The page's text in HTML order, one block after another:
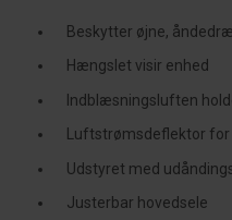
Beskytter øjne,
Hængslet visir enhed
Indblæsningsluften
Luftstrømsdeflektor
Udstyret med
Justerbar hovedsele